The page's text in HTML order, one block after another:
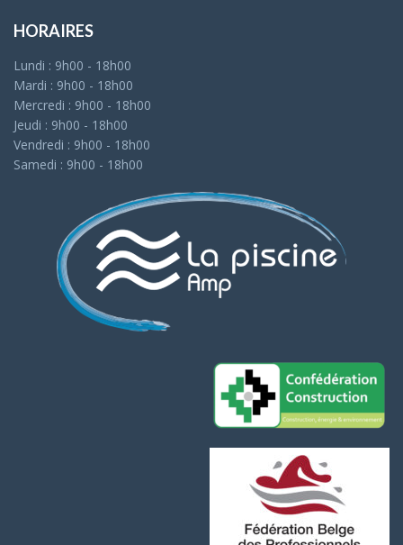
HORAIRES
Lundi : 9h00 - 18h00
Mardi : 9h00 - 18h00
Mercredi : 9h00 - 18h00
Jeudi : 9h00 - 18h00
Vendredi : 9h00 - 18h00
Samedi : 9h00 - 18h00
Assistant AMP Piscines
Où êtes-vous situés ?